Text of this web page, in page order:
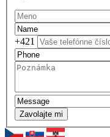
+421
Zavolajte mi